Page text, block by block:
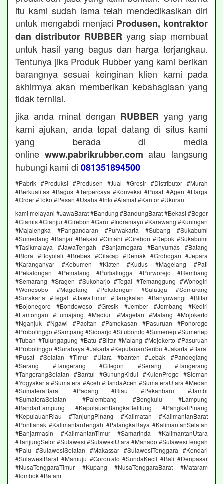
itu kami sudah lama telah mendedikasikan diri
untuk mengabdi menjadi Produsen, kontraktor
dan distributor RUBBER yang siap membuat
untuk hasil yang bagus dan harga terjangkau.
Tentunya jika Produk Rubber yang kami berikan
barangnya sesuai keinginan klien kami pada
akhirmya akan memberikan kebahagiaan yang
tidak ternilai.
jika anda minat dengan RUBBER yang yang
kami ajukan, anda tepat datang di situs kami
yang berada di media
online www.pabrikrubber.com atau langsung
hubungi kami di 081351894500
#Pabrik #Produksi #Produsen #Jual #Grosir #Distributor #Murah
#Berkualitas #Bagus #Terpercaya #Konveksi #Pusat #Agen #Harga
#Order #Toko #Pesan #Usaha #Info #Alamat #Kantor #Ukuran
kami melayani #JawaBarat #Bandung #BandungBarat #Bekasi #Bogor
#Ciamis #Cianjur #Cirebon #Garut #Indramayu #Karawang #Kuningan
#Majalengka #Pangandaran #Purwakarta #Subang #Sukabumi
#Sumedang #Banjar #Bekasi #Cimahi #Cirebon #Depok #Sukabumi
#Tasikmalaya #JawaTengah #Banjarnegara #Banyumas #Batang
#Blora #Boyolali #Brebes #Cilacap #Demak #Grobogan #Jepara
#Karanganyar #Kebumen #Klaten #Kudus #Magelang #Pati
#Pekalongan #Pemalang #Purbalingga #Purworejo #Rembang
#Semarang #Sragen #Sukoharjo #Tegal #Temanggung #Wonogiri
#Wonosobo #Magelang #Pekalongan #Salatiga #Semarang
#Surakarta #Tegal #JawaTimur #Bangkalan #Banyuwangi #Blitar
#Bojonegoro #Bondowoso #Gresik #Jember #Jombang #Kediri
#Lamongan #Lumajang #Madiun #Magetan #Malang #Mojokerto
#Nganjuk #Ngawi #Pacitan #Pamekasan #Pasuruan #Ponorogo
#Probolinggo #Sampang #Sidoarjo #Situbondo #Sumenep #Sumenep
#Tuban #Tulungagung #Batu #Blitar #Malang #Mojokerto #Pasuruan
#Probolinggo #Surabaya #Jakarta #KepulauanSeribu #Jakarta #Barat
#Pusat #Selatan #Timur #Utara #banten #Lebak #Pandeglang
#Serang #Tangerang #Cilegon #Serang #Tangerang
#TangerangSelatan #Bantul #GunungKidul #KulonProgo #Sleman
#Yogyakarta #Sumatera #Aceh #BandaAceh #SumateraUtara #Medan
#SumateraBarat #Padang #Riau #Pekanbaru #Jambi
#SumateraSelatan #Palembang #Bengkulu #Lampung
#BandarLampung #KepulauanBangkaBelitung #PangkalPinang
#KepulauanRiau #TanjungPinang #Kalimatan #KalimantanBarat
#Pontianak #KalimantanTengah #PalangkaRaya #KalimantanSelatan
#Banjarmasin #KalimantanTimur #Samarinda #KalimantanUtara
#TanjungSelor #Sulawesi #SulawesiUtara #Manado #SulawesiTengah
#Palu #SulawesiSelatan #Makassar #SulawesiTenggara #Kendari
#SulawesiBarat #Mamuju #Gorontalo #SundaKecil #Bali #Denpasar
#NusaTenggaraTimur #Kupang #NusaTenggaraBarat #Mataram
#lombok #Batam